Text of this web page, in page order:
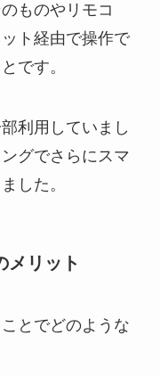
ものやリモコ
ト経由で操作で
です。
利用していまし
グでさらにスマ
した。
メリット
とでどのような